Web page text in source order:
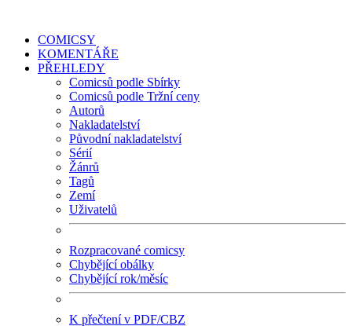
COMICSY
KOMENTÁŘE
PŘEHLEDY
Comicsů podle Sbírky
Comicsů podle Tržní ceny
Autorů
Nakladatelství
Původní nakladatelství
Sérií
Žánrů
Tagů
Zemí
Uživatelů
Rozpracované comicsy
Chybějící obálky
Chybějící rok/měsíc
K přečtení v PDF/CBZ